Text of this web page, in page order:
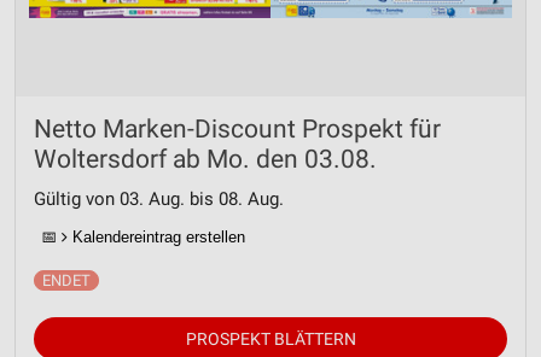
Netto Marken-Discount Prospekt für
Woltersdorf ab Mo. den 03.08.
Gültig von 03. Aug. bis 08. Aug.
📅 Kalendereintrag erstellen
PROSPEKT BLÄTTERN